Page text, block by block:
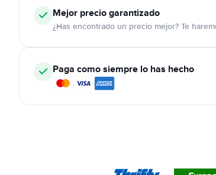
Mejor precio garantizado
¿Has encontrado un precio mejor? Te
Paga como siempre lo has hecho